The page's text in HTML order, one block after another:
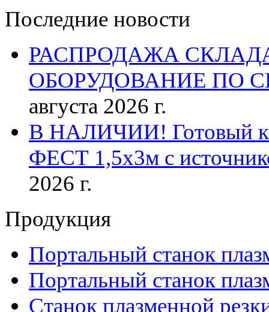
Последние новости
РАСПРОДАЖА
ОБОРУДОВАНИЕ ПО
августа 2026 г.
В НАЛИЧИИ! Готовый к
ФЕСТ 1,5х3м с
2026 г.
Продукция
Портальный станок
Портальный станок
Станок плазменной